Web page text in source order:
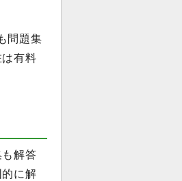
問題集
有料
解答
に解